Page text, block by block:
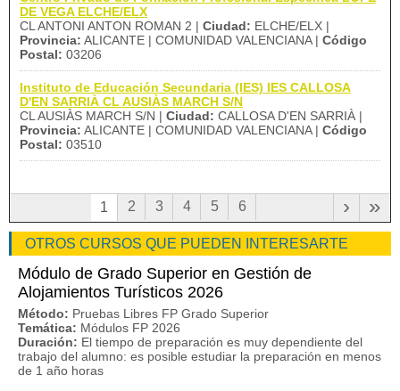
DE VEGA ELCHE/ELX
CL ANTONI ANTON ROMAN 2 | Ciudad: ELCHE/ELX |
Provincia: ALICANTE | COMUNIDAD VALENCIANA | Código
Postal: 03206
Instituto de Educación Secundaria (IES) IES CALLOSA
D'EN SARRIÀ CL AUSIÀS MARCH S/N
CL AUSIÀS MARCH S/N | Ciudad: CALLOSA D'EN SARRIÀ |
Provincia: ALICANTE | COMUNIDAD VALENCIANA | Código
Postal: 03510
1 2 3 4 5 6 »
›
OTROS CURSOS QUE PUEDEN INTERESARTE
Módulo de Grado Superior en Gestión de
Alojamientos Turísticos 2026
Método: Pruebas Libres FP Grado Superior
Temática: Módulos FP 2026
Duración: El tiempo de preparación es muy dependiente del
trabajo del alumno: es posible estudiar la preparación en menos
de 1 año horas